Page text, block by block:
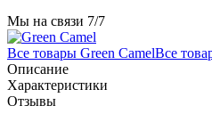
Мы на связи 7/7
Все товары Green CamelВсе
Описание
Характеристики
Отзывы